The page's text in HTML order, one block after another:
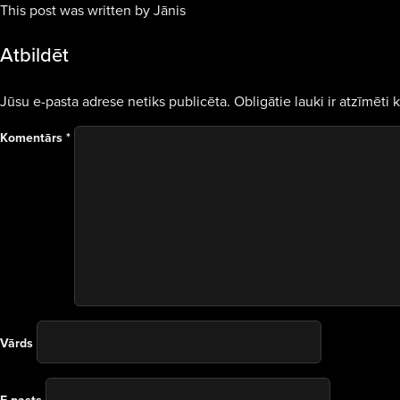
This post was written by Jānis
Atbildēt
Jūsu e-pasta adrese netiks publicēta. Obligātie lauki ir atzīmēti
Komentārs*
Vārds